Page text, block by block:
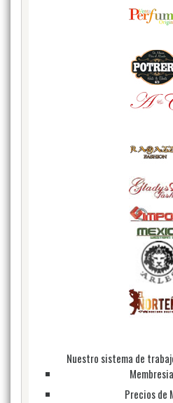
Nuestro sistema de
Membresia
Precios de